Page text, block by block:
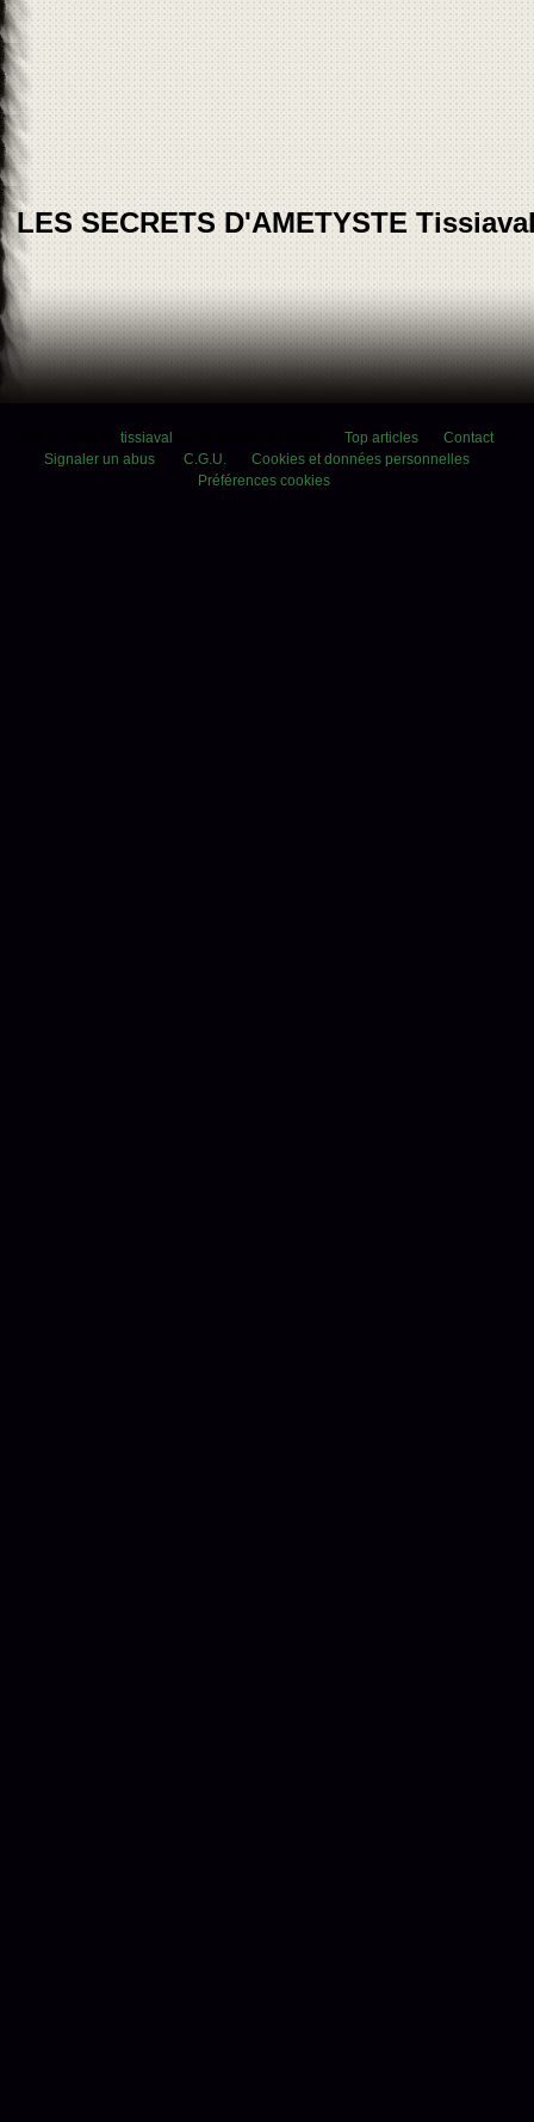
LES SECRETS D'AMETYSTE
tissiaval Top articles
Contact
Signaler un abus
C.G.U.
Cookies et données personnelles
Préférences cookies